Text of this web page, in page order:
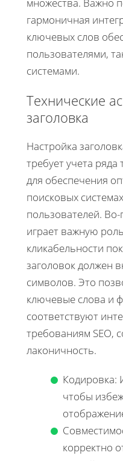
гармоничная
ключевых слов
пользователями,
системами.
Технические
заголовка
Настройка
требует учета
для обеспечения
поисковых
пользователей.
играет важную
кликабельности
заголовок должен
символов. Это
ключевые слова и
соответствуют
требованиям SEO,
лаконичность.
Кодировка:
чтобы
корректно